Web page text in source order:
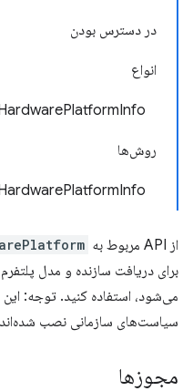
در دسترس بودن
انواع
روش‌ها
از API مربوط به
برای دریافت سازنده و مدل
سیاست‌های سازمانی نصب
مجوزها